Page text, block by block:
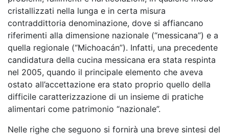
cristallizzati nella lunga e in certa misura
contraddittoria denominazione, dove si affiancano
riferimenti alla dimensione nazionale (“messicana”) e a
quella regionale (“Michoacán”). Infatti, una precedente
candidatura della cucina messicana era stata respinta
nel 2005, quando il principale elemento che aveva
ostato all’accettazione era stato proprio quello della
difficile caratterizzazione di un insieme di pratiche
alimentari come patrimonio “nazionale”.
Nelle righe che seguono si fornirà una breve sintesi del